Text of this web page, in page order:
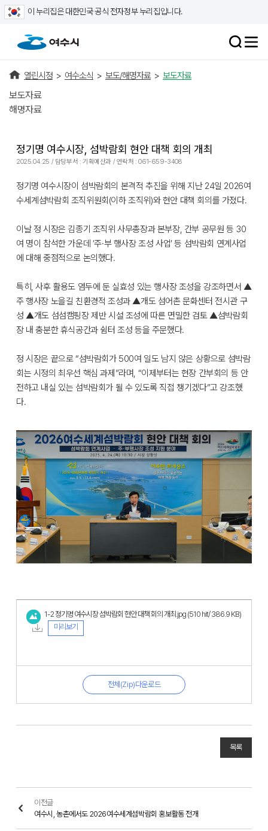
이 누리집은 대한민국 공식 전자정부 누리집입니다.
열린시정 > 여수소식 > 보도/해명자료 > 보도자료
보도자료
해명자료
정기명 여수시장, 섬박람회 현안 대책 회의 개최
2025.04.25 / 담당부서 : 기획예산과 / 연락처 : 061-659-3408
정기명 여수시장이 섬박람회의 본격적 추진을 위해 지난 24일 2026여
수세계섬박람회 조직위원회(이하 조직위)와 현안 대책 회의를 가졌다.
이날 정 시장은 김종기 조직위 사무총장과 본부장, 간부 공무원 등 30
여 명이 참석한 가운데 ‘주·부 행사장 조성 사업’ 등 섬박람회 연계사업
에 대해 중점적으로 논의했다.
특히, 사후 활용도 염두에 둔 실효성 있는 행사장 조성을 강조하면서 ▲
주 행사장 노을길 친환경적 조성과 ▲개도 섬어촌 문화센터 전시관 구
성 ▲개도 섬섬캠핑장 제반 시설 조성에 따른 면밀한 검토 ▲섬박람회
장 내 충분한 휴식공간과 쉼터 조성 등을 주문했다.
정 시장은 끝으로 “섬박람회가 500여 일도 남지 않은 상황으로 섬박람
회는 시정의 최우선 핵심 과제”라며, “이제부터는 현장 간부회의 등 안
전하고 내실 있는 섬박람회가 될 수 있도록 직접 챙기겠다”고 강조했
다.
1-2 정기명 여수시장 섬박람회 현안 대책 회의 개최.jpg (510 hit/ 386.9 KB)
미리보기
전체(Zip)다운로드
목록
이전글
여수시, 농촌에서도 2026여수세계섬박람회 홍보활동 전개